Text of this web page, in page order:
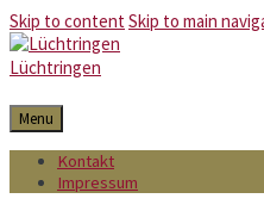
Skip to contentSkip to main
Lüchtringen
Menu
Kontakt
Impressum